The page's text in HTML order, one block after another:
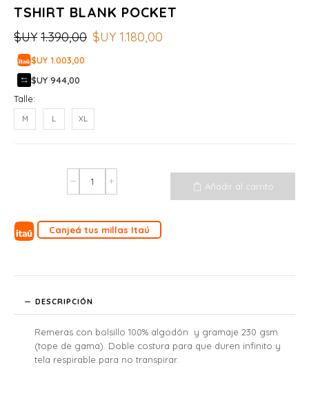
TSHIRT BLANK POCKET
$UY 1.390,00 $UY 1.180,00
$UY 1.003,00
$UY 944,00
Talle:
M L XL
Añadir al carrito
Canjeá tus millas Itaú
DESCRIPCIÓN
Remeras con bolsillo 100% algodón y gramaje 230 gsm
(tope de gama). Doble costura para que duren infinito y
tela respirable para no transpirar.